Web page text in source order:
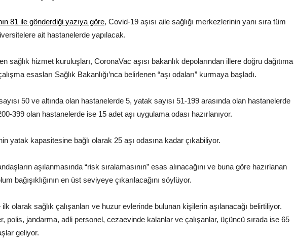
81 ile gönderdiği yazıya göre, Covid-19 aşısı aile sağlığı merkezlerinin yanı sıra tüm
ait hastanelerde yapılacak.
sağlık hizmet kuruluşları, CoronaVac aşısı bakanlık depolarından illere doğru dağıtıma
esasları Sağlık Bakanlığı’nca belirlenen “aşı odaları” kurmaya başladı.
50 ve altında olan hastanelerde 5, yatak sayısı 51-199 arasında olan hastanelerde
399 olan hastanelerde ise 15 adet aşı uygulama odası hazırlanıyor.
yatak kapasitesine bağlı olarak 25 aşı odasına kadar çıkabiliyor.
aşılanmasında “risk sıralamasının” esas alınacağını ve buna göre hazırlanan
bağışıklığının en üst seviyeye çıkarılacağını söylüyor.
olarak sağlık çalışanları ve huzur evlerinde bulunan kişilerin aşılanacağı belirtiliyor.
polis, jandarma, adli personel, cezaevinde kalanlar ve çalışanlar, üçüncü sırada ise 65
geliyor.